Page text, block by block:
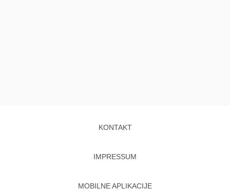
KONTAKT
IMPRESSUM
MOBILNE APLIKACIJE